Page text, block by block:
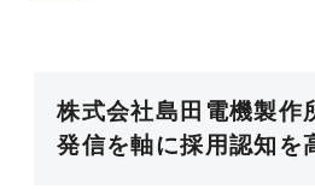
株式会社島田電機製作
発信を軸に採用認知を